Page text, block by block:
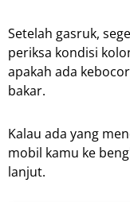
Setelah gasruk,
periksa kondisi
apakah ada
bakar.
Kalau ada yang
mobil kamu ke
lanjut.